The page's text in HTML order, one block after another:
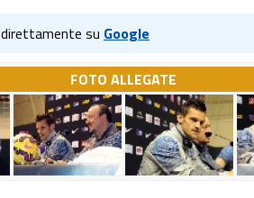
direttamente su Google
FOTO ALLEGATE